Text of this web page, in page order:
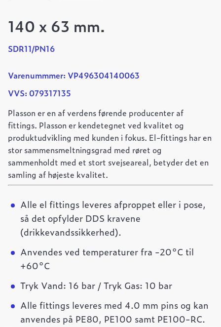
140 x 63 mm.
SDR11/PN16
Varenummmer: VP496304140063
VVS: 079317135
Plasson er en af verdens førende producenter af
fittings. Plasson er kendetegnet ved kvalitet og
produktudvikling med kunden i fokus. El-fittings har en
stor sammensmeltningsgrad med røret og
sammenholdt med et stort svejseareal, betyder det en
samling af højeste kvalitet.
Alle el fittings leveres afproppet eller i pose,
så det opfylder DDS kravene
(drikkevandssikkerhed).
Anvendes ved temperaturer fra -20°C til
+60°C
Tryk Vand: 16 bar / Tryk Gas: 10 bar
Alle fittings leveres med 4.0 mm pins og kan
anvendes på PE80, PE100 samt PE100-RC.